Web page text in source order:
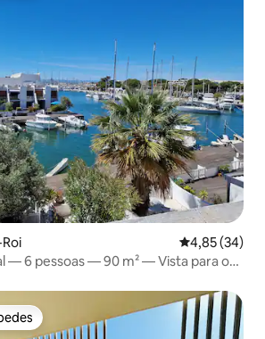
4,85 de uma
4,85 (34)
— 6 pessoas — 90 m² — Vista para o